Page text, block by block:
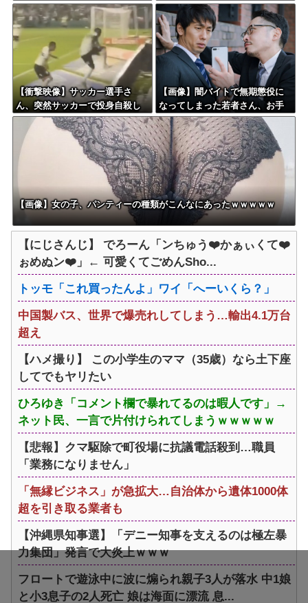
いいインコを見せたジジイ、逮
捕
【衝撃映像】サッカー選手さ
ん、突然サッカーで投身自殺し
てしまう
【画像】闇バイトで無期懲役に
なってしまった若者さん、お手
紙でお気持ち表明した結果本当
に自分で書いたの？と疑惑が集
中してしまう…
【画像】女の子、パンティーの種類がこんなにあったｗｗｗｗｗ
【にじさんじ】 でろーん「ンちゅう❤️かぁぃくて❤️
ぉめぬン❤️」← 可愛くてごめんSho...
トッモ「これ買ったんよ」ワイ「へーいくら？」
中国製バス、世界で爆売れしてしまう…輸出4.1万台
超え
【ハメ撮り】 この小学生のママ（35歳）なら土下座
してでもヤリたい
ひろゆき「コメント欄で暴れてるのは暇人です」→
ネット民、一言で片付けられてしまうｗｗｗｗｗ
【悲報】クマ駆除で町役場に抗議電話殺到…職員
「業務になりません」
「無縁ビジネス」が急拡大…自治体から遺体1000体
超を引き取る業者も
【沖縄県知事選】「デニー知事を支えるのは極左暴
力集団」発言で大炎上ｗｗｗ
フロートで遊泳中に波に煽られ親子3人が落水 中1娘
と小3息子の2人死亡 娘は海面に漂流 息...